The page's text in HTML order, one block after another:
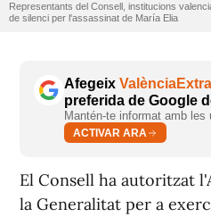
Representants del Consell, institucions
de silenci per l'assassinat de María Elia
Afegeix
preferida de Google
Mantén-te informat amb
ACTIVAR ARA
El Consell ha autoritzat
la Generalitat per a